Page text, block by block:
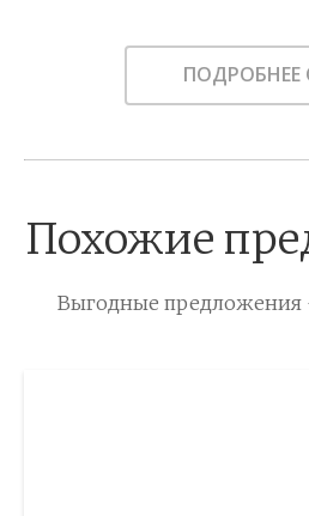
ПОДРОБНЕЕ
Похожие
Выгодные предложения